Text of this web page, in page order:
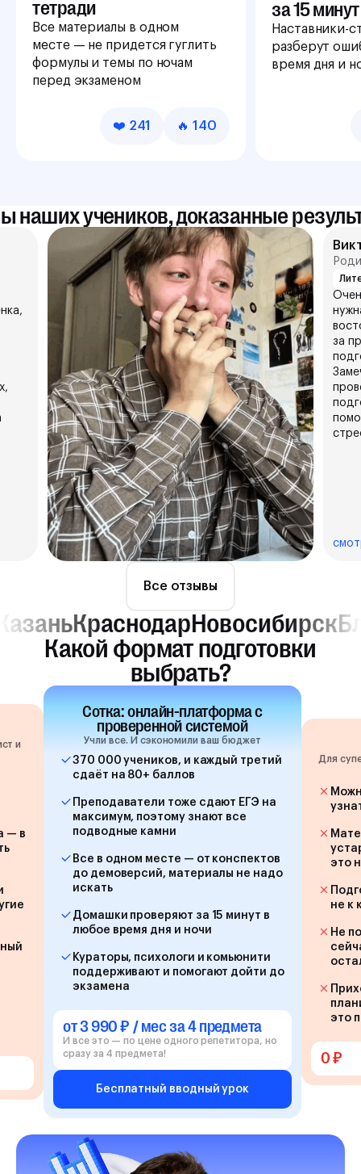
тетради
Все материалы в одном
месте — не придется гуглить
формулы и темы по ночам
перед экзаменом
❤️ 241 🔥 140
за 15 минут
Наставники-
разберут
время дня и
наших учеников, доказанные
за
помогло
Все отзывы
Новосибирск
Какой формат подготовки
выбрать?
и
— в
Сотка: онлайн-платформа с
проверенной системой
Учли все. И сэкономили ваш бюджет
370 000 учеников, и каждый третий
сдаёт на 80+ баллов
Преподаватели тоже сдают ЕГЭ на
максимум, поэтому знают все
подводные камни
Все в одном месте — от конспектов
до демоверсий, материалы не надо
искать
Домашки проверяют за 15 минут в
любое время дня и ночи
Кураторы, психологи и комьюнити
поддерживают и помогают дойти до
экзамена
от 3 990 ₽ / мес за 4 предмета
И все это — по цене одного репетитора, но
сразу за 4 предмета!
Бесплатный вводный урок
Для
это
не к
Не
это
0 ₽